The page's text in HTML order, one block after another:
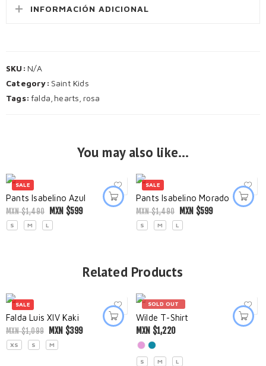
INFORMACIÓN ADICIONAL
SKU: N/A
Category: Saint Kids
Tags: falda hearts rosa
You may also like…
SALE
Pants Isabelino Azul
MXN $1,490 MXN $599
S M L
SALE
Pants Isabelino Morado
MXN $1,490 MXN $599
S M L
Related Products
SALE
Falda Luis XIV Kaki
MXN $1,099 MXN $399
XS S M
SOLD OUT
Wilde T-Shirt
MXN $1,220
S M L